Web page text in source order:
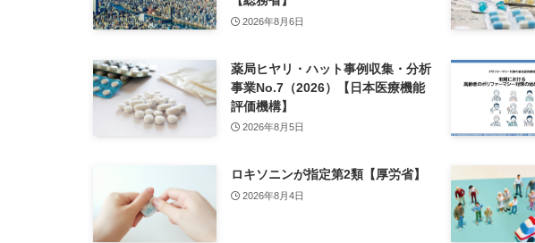
2026年8月6日
薬局ヒヤリ・ハット事例収集・分析
事業No.7（2026）【日本医療機能
評価機構】
2026年8月5日
ロキソニンが指定第2類【厚労省】
2026年8月4日